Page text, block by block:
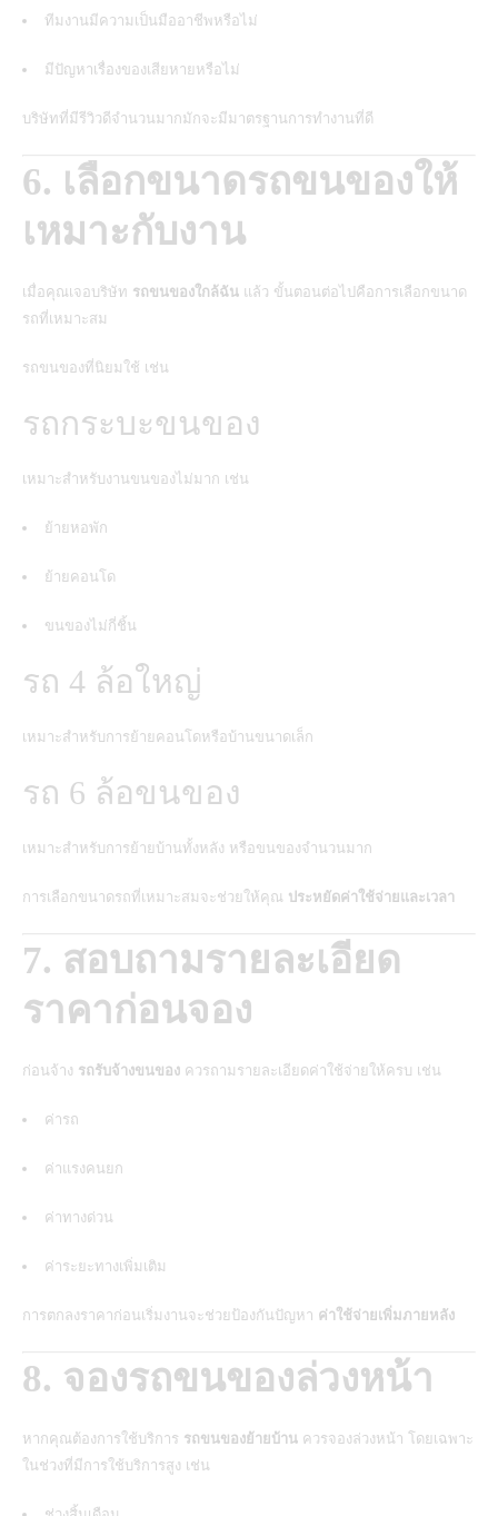
ทีมงานมีความเป็นมืออาชีพหรือไม่
มีปัญหาเรื่องของเสียหายหรือไม่
บริษัทที่มีรีวิวดีจำนวนมากมักจะมีมาตรฐานการทำงานที่ดี
6. เลือกขนาดรถขนของให้
เหมาะกับงาน
เมื่อคุณเจอบริษัท รถขนของใกล้ฉัน แล้ว ขั้นตอนต่อไปคือการเลือกขนาด
รถที่เหมาะสม
รถขนของที่นิยมใช้ เช่น
รถกระบะขนของ
เหมาะสำหรับงานขนของไม่มาก เช่น
ย้ายหอพัก
ย้ายคอนโด
ขนของไม่กี่ชิ้น
รถ 4 ล้อใหญ่
เหมาะสำหรับการย้ายคอนโดหรือบ้านขนาดเล็ก
รถ 6 ล้อขนของ
เหมาะสำหรับการย้ายบ้านทั้งหลัง หรือขนของจำนวนมาก
การเลือกขนาดรถที่เหมาะสมจะช่วยให้คุณ ประหยัดค่าใช้จ่ายและเวลา
7. สอบถามรายละเอียด
ราคาก่อนจอง
ก่อนจ้าง รถรับจ้างขนของ ควรถามรายละเอียดค่าใช้จ่ายให้ครบ เช่น
ค่ารถ
ค่าแรงคนยก
ค่าทางด่วน
ค่าระยะทางเพิ่มเติม
การตกลงราคาก่อนเริ่มงานจะช่วยป้องกันปัญหา ค่าใช้จ่ายเพิ่มภายหลัง
8. จองรถขนของล่วงหน้า
หากคุณต้องการใช้บริการ รถขนของย้ายบ้าน ควรจองล่วงหน้า โดยเฉพาะ
ในช่วงที่มีการใช้บริการสูง เช่น